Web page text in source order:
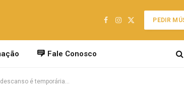
Facebook
Instagram
X
PEDIR
Fale Conosco
é temporária…